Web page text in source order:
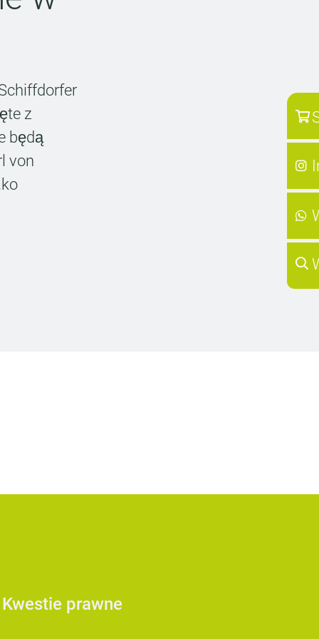
z
będą
von
Kwestie prawne